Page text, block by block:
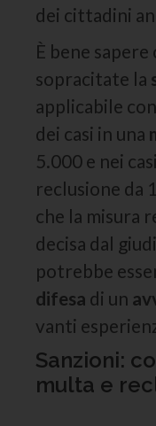
dei cittadini
È bene
sopracitate la
applicabile
dei casi in una
5.000 e nei
reclusione da
che la misura
decisa dal
potrebbe
difesa di un
vanti
Sanzioni:
multa e